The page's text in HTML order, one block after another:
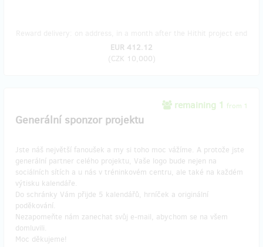
EUR 412.12
(CZK 10,000)
remaining 1 from 1
Generální sponzor projektu
Jste náš největší fanoušek a my si toho moc vážíme. A protože jste
generální partner celého projektu, Vaše logo bude nejen na
sociálních sítích a u nás v tréninkovém centru, ale také na každém
výtisku kalendáře.
Do schránky Vám přijde 5 kalendářů, hrníček a originální
poděkování.
Nezapomeňte nám zanechat svůj e-mail, abychom se na všem
domluvili.
Moc děkujeme!